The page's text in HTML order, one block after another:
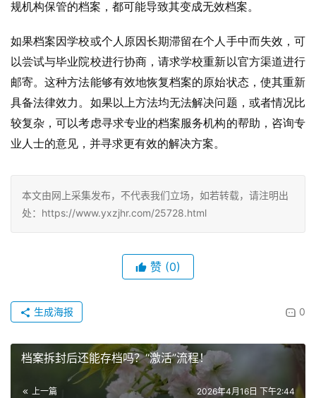
规机构保管的档案，都可能导致其变成无效档案。
如果档案因学校或个人原因长期滞留在个人手中而失效，可
以尝试与毕业院校进行协商，请求学校重新以官方渠道进行
邮寄。这种方法能够有效地恢复档案的原始状态，使其重新
具备法律效力。如果以上方法均无法解决问题，或者情况比
较复杂，可以考虑寻求专业的档案服务机构的帮助，咨询专
业人士的意见，并寻求更有效的解决方案。
本文由网上采集发布，不代表我们立场，如若转载，请注明出
处：https://www.yxzjhr.com/25728.html
赞 (0)
0
生成海报
档案拆封后还能存档吗？“激活”流程！
上一篇 2026年4月16日 下午2:44